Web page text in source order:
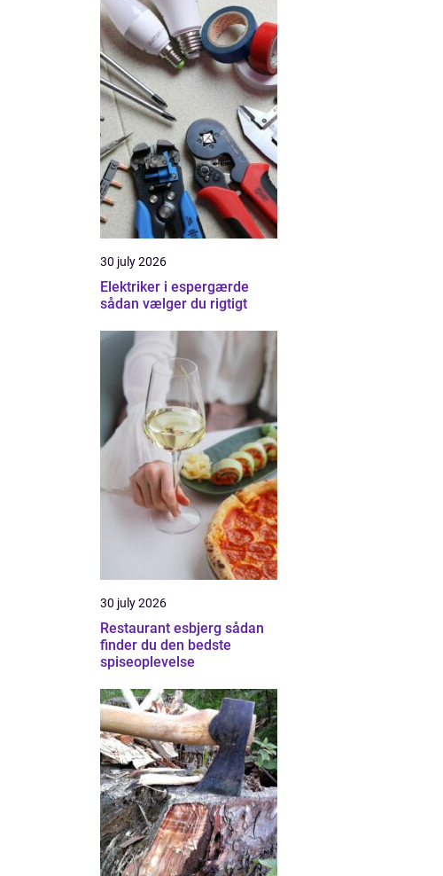
30 july 2026
Elektriker i espergærde
sådan vælger du rigtigt
30 july 2026
Restaurant esbjerg sådan
finder du den bedste
spiseoplevelse